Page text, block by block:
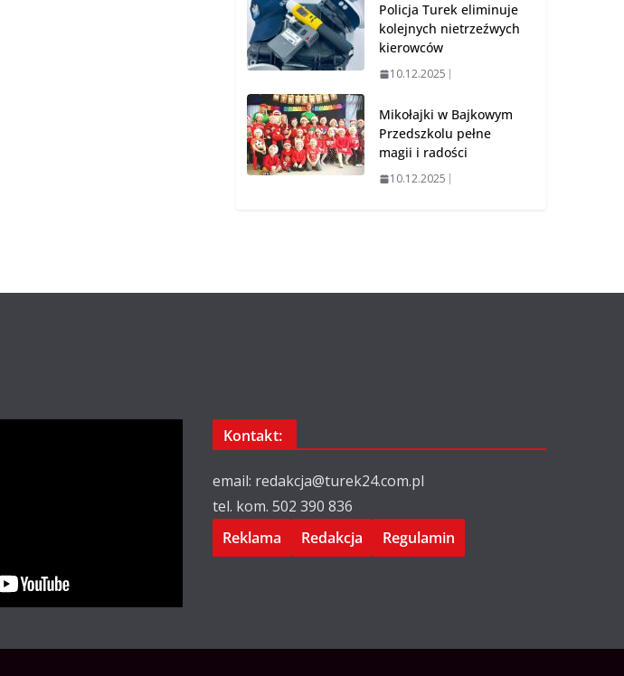
Policja Turek eliminuje
kolejnych nietrzeźwych
kierowców
10.12.2025
Mikołajki w Bajkowym
Przedszkolu pełne
magii i radości
10.12.2025
Kontakt:
email: redakcja@turek24.com.pl
tel. kom. 502 390 836
Reklama
Redakcja Regulamin